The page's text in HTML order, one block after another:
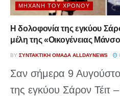
ΜΗΧΑΝΉ ΤΟΥ ΧΡΌΝΟΥ
Η δολοφονία της εγκύου
μέλη της «Οικογένειας
BY ΣΥΝΤΑΚΤΙΚΉ ΟΜΆΔΑ ALLDAYNEWS
Σαν σήμερα 9
της εγκύου Σάρον Τέιτ –